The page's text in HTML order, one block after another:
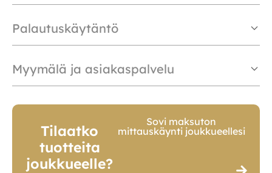
Palautuskäytäntö
Myymälä ja asiakaspalvelu
Tilaatko
tuotteita
joukkueelle?
Sovi maksuton
mittauskäynti joukkueellesi